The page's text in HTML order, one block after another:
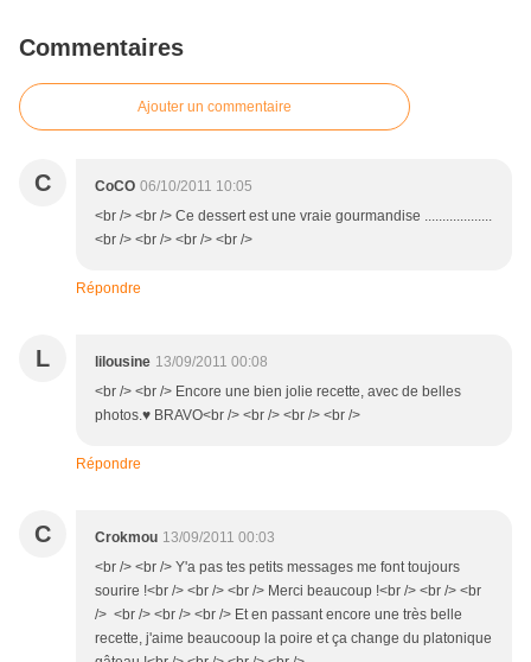
Commentaires
Ajouter un commentaire
C CoCO 06/10/2011 10:05
<br /> <br /> Ce dessert est une vraie gourmandise ...................
<br /> <br /> <br /> <br />
Répondre
L lilousine 13/09/2011 00:08
<br /> <br /> Encore une bien jolie recette, avec de belles
photos.♥ BRAVO<br /> <br /> <br /> <br />
Répondre
C Crokmou 13/09/2011 00:03
<br /> <br /> Y'a pas tes petits messages me font toujours
sourire !<br /> <br /> <br /> Merci beaucoup !<br /> <br /> <br
/> <br /> <br /> <br /> Et en passant encore une très belle
recette, j'aime beaucooup la poire et ça change du platonique